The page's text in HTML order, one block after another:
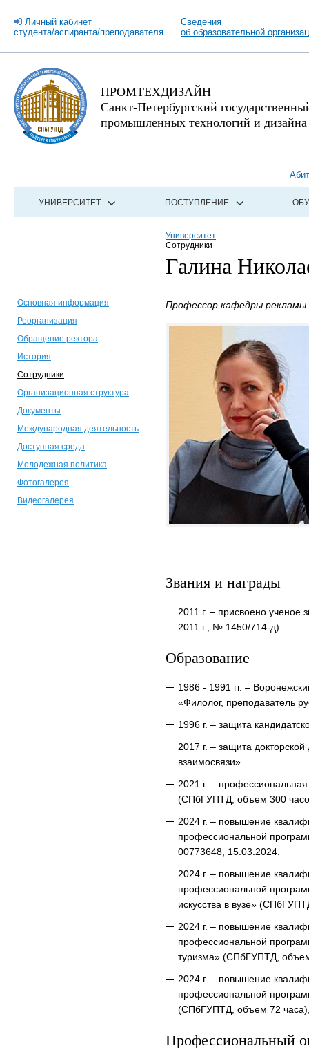
Личный кабинет
студента/аспиранта/преподавателя
Сведения
об образовательной
ПРОМТЕХДИЗАЙН
Санкт-Петербургский
промышленных технологий и дизайна
УНИВЕРСИТЕТ ПОСТУПЛЕНИЕ
Университет
Сотрудники
Галина
Основная информация
Реорганизация
Обращение ректора
История
Сотрудники
Организационная структура
Документы
Международная деятельность
Доступная среда
Молодежная политика
Фотогалерея
Видеогалерея
Профессор кафедры рекламы
Звания и награды
2011 г. – присвоено
2011 г., № 1450/714-д).
Образование
1986 - 1991 гг. –
«Филолог, преподаватель
1996 г. – защита
2017 г. – защита
взаимосвязи».
2021 г. –
(СПбГУПТД, объем 300
2024 г. – повышение
профессиональной
00773648, 15.03.2024.
2024 г. – повышение
профессиональной
искусства в вузе»
2024 г. – повышение
профессиональной
туризма» (СПбГУПТД,
2024 г. – повышение
профессиональной
(СПбГУПТД, объем 72
Профессиональный